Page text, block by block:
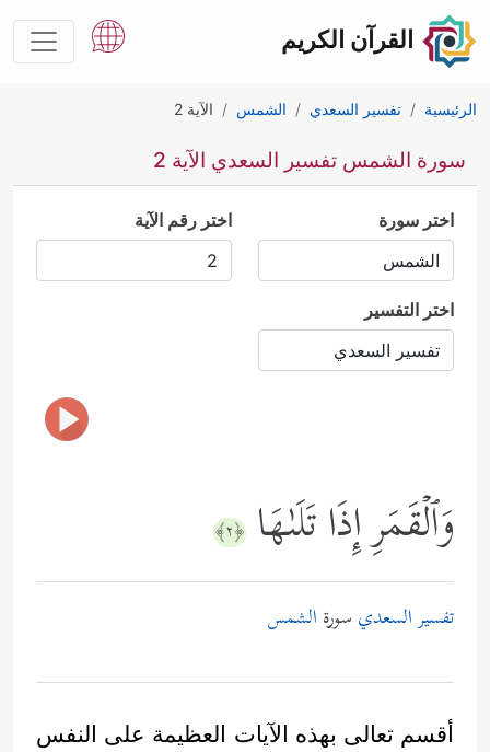
القرآن الكريم
الرئيسية تفسير السعدي الشمس الآية 2
سورة الشمس تفسير السعدي الآية 2
اختر سورة اختر رقم الآية
اختر التفسير
وَٱلۡقَمَرِ إِذَا تَلَىٰهَا ﴿٢﴾
تفسير السعدي سورة الشمس
أقسم تعالى بهذه الآيات العظيمة على النفس